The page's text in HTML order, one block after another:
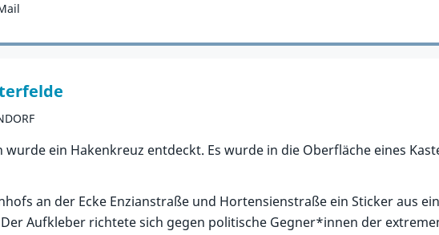
wurde ein Hakenkreuz entdeckt. Es wurde in die Oberfläche eines
an der Ecke Enzianstraße und Hortensienstraße ein Sticker aus
Aufkleber richtete sich gegen politische Gegner*innen der